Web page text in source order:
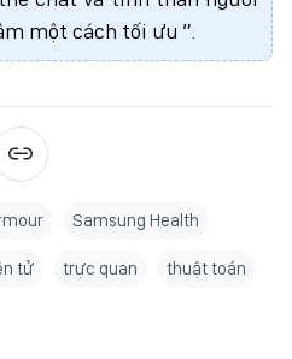
một cách tối ưu ”.
Samsung Health
tử trực quan thuật toán